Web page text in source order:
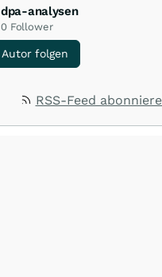
dpa-analysen
0 Follower
Autor folgen
RSS-Feed